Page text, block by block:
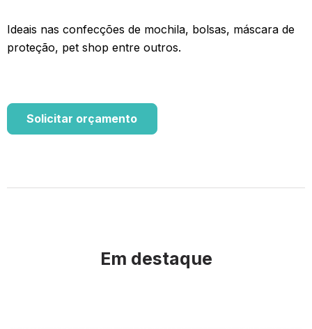
Ideais nas confecções de mochila, bolsas, máscara de
proteção, pet shop entre outros.
Solicitar orçamento
Em destaque